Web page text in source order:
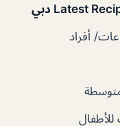
أفراد